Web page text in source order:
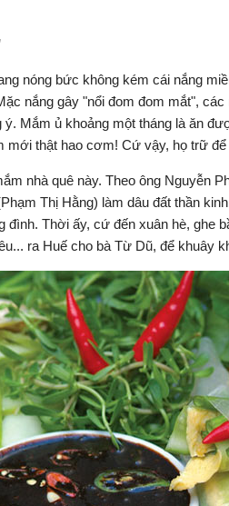
nóng bức không kém cái nắng
nắng gây "nổi đom đom mắt",
Mắm ủ khoảng một tháng là ăn
mới thật hao cơm! Cứ vậy, họ trữ để
nhà quê này. Theo ông Nguyễn
Thị Hằng) làm dâu đất thần
đình. Thời ấy, cứ đến xuân hè, ghe
ra Huế cho bà Từ Dũ, để khuây